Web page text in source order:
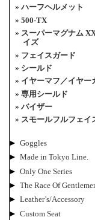
ハーフヘルメット
500-TX
スーパーマグナム
イズ
フェイスガード
シールド
イヤーマフ／イヤー
専用シールド
バイザー
スモールフルフェイ
► Goggles
► Made in Tokyo Line.
► Only One Series
► The Race Of
► Leather’s/Accessory
► Custom Seat